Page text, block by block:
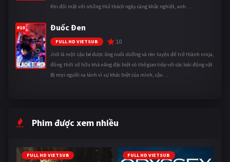
Khi đối mặt với những thử thách ngày càng khắc nghiệt, anh ...
#10 Đuốc Đen
FULL HD VIETSUB 10
Jirô là một cậu bé được ông nuôi dưỡng và rèn luyện để trở thành ninja,
đồng thời sở hữu khả năng đặc biệt có thể giao tiếp với các loài động vật.
Bị mọi người xa lánh vì sự khác biệt của mình, cậu ...
Phim được xem nhiều
FULL HD VIETSUB FULL HD VIETSUB